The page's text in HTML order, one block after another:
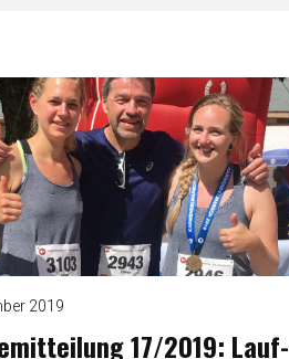
2019
17/2019: Lauf-